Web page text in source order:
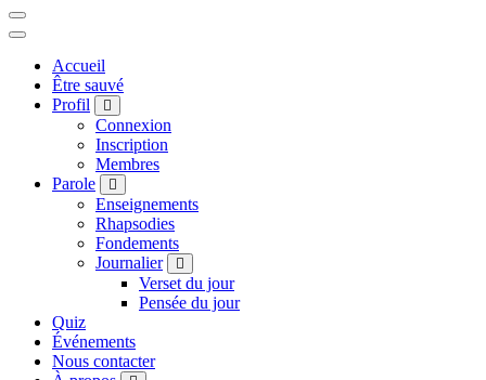
Accueil
Être sauvé
Profil
Connexion
Inscription
Membres
Parole
Enseignements
Rhapsodies
Fondements
Journalier
Verset du jour
Pensée du jour
Quiz
Événements
Nous contacter